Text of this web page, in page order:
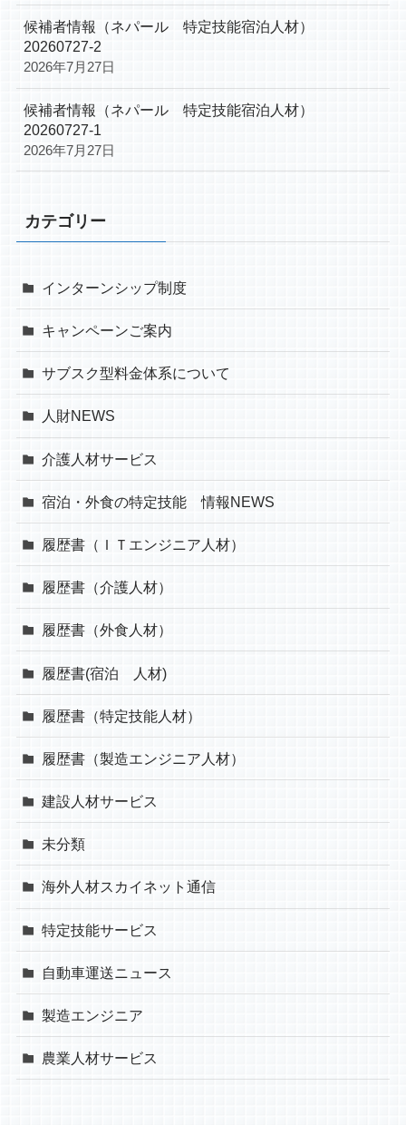
候補者情報（ネパール 特定技能宿泊人材）
20260727-2
2026年7月27日
候補者情報（ネパール 特定技能宿泊人材）
20260727-1
2026年7月27日
カテゴリー
インターンシップ制度
キャンペーンご案内
サブスク型料金体系について
人財NEWS
介護人材サービス
宿泊・外食の特定技能 情報NEWS
履歴書（ＩＴエンジニア人材）
履歴書（介護人材）
履歴書（外食人材）
履歴書(宿泊 人材)
履歴書（特定技能人材）
履歴書（製造エンジニア人材）
建設人材サービス
未分類
海外人材スカイネット通信
特定技能サービス
自動車運送ニュース
製造エンジニア
農業人材サービス